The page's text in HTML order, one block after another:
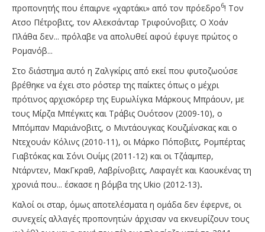
προπονητής που έπαιρνε «χαρτάκι» από τον πρόεδρο6! Τον
Ατσο Πέτροβιτς, τον Αλεκσάνταρ Τριφούνοβιτς. Ο Χοάν
Πλάθα δεν... πρόλαβε να απολυθεί αφού έφυγε πρώτος ο
Ρομανόβ...
Στο διάστημα αυτό η Ζαλγκίρις από εκεί που φυτοζωούσε
βρέθηκε να έχει στο ρόστερ της παίκτες όπως ο μέχρι
πρότινος αρχισκόρερ της Ευρωλίγκα Μάρκους Μπράουν, με
τους Μίρζα Μπέγκιτς και Τράβις Ουότσον (2009-10), ο
Μπόμπαν Μαριάνοβιτς, ο Μιντάουγκας Κουζμίνσκας και ο
Ντεχουάν Κόλινς (2010-11), οι Μάρκο Πόποβιτς, Ρομπέρτας
Γιαβτόκας και Σόνι Ουίμς (2011-12) και οι Τζάαμπερ,
Ντάρντεν, ΜακΓκραθ, Λαβρίνοβιτς, Λαφαγέτ και Καουκένας τη
χρονιά που... έσκασε η βόμβα της Ukio (2012-13).
Καλοί οι σταρ, όμως αποτελέσματα η ομάδα δεν έφερνε, οι
συνεχείς αλλαγές προπονητών άρχισαν να εκνευρίζουν τους